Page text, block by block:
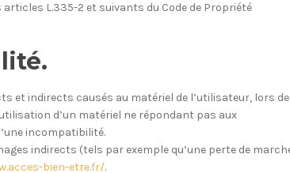
L.335-2 et suivants du Code de Propriété
et indirects causés au matériel de l’utilisateur, lors de
d’un matériel ne répondant pas aux
incompatibilité.
indirects (tels par exemple qu’une perte de
bien-etre.fr/.